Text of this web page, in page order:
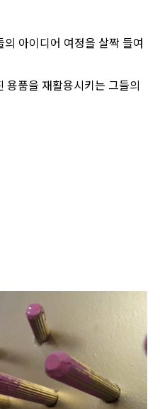
아이디어 여정을 살짝 들여
용품을 재활용시키는 그들의